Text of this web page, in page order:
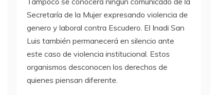
Secretaría de la Mujer expresando violencia de
genero y laboral contra Escudero. El Inadi San
Luis también permanecerá en silencio ante
este caso de violencia institucional. Estos
organismos desconocen los derechos de
quienes piensan diferente.